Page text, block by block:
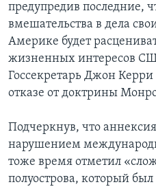
предупредив последние,
вмешательства в дела
Америке будет
жизненных интересов
Госсекретарь Джон
отказе от доктрины
Подчеркнув, что
нарушением
тоже время отметил
полуострова, который был